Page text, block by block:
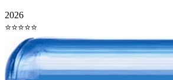
2026
⭐⭐⭐⭐⭐